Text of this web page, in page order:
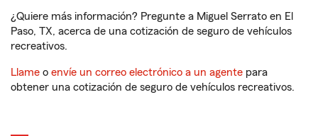
¿Quiere más información? Pregunte a Miguel Serrato en El
Paso, TX, acerca de una cotización de seguro de vehículos
recreativos.
Llame o envíe un correo electrónico a un agente para
obtener una cotización de seguro de vehículos recreativos.